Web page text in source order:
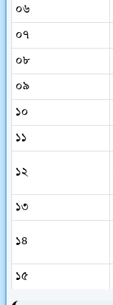
০৬
০৭
০৮
০৯
১০
১১
১২
১৩
১৪
১৫